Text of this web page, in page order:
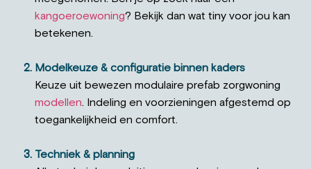
kangoeroewoning? Bekijk dan wat tiny voor jou kan
betekenen.
Modelkeuze & configuratie binnen kaders
Keuze uit bewezen modulaire prefab zorgwoning
modellen. Indeling en voorzieningen afgestemd op
toegankelijkheid en comfort.
Techniek & planning